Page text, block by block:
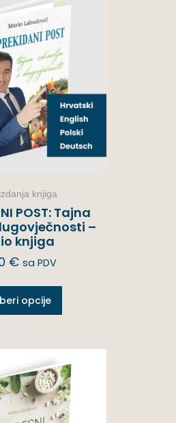
knjiga
POST: Tajna
–
knjiga
€ sa PDV
opcije